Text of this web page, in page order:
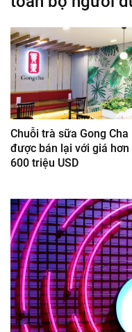
Chuỗi trà sữa Gong Cha
được bán lại với giá hơn
600 triệu USD